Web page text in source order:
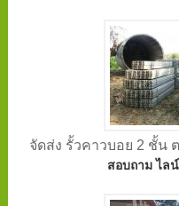
จัดส่ง รั้วคาวบอย 2 ชั้น
สอบถาม ไล